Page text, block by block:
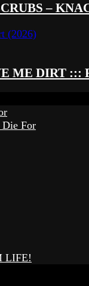
–
ME DIRT :::
Die For
LIFE!